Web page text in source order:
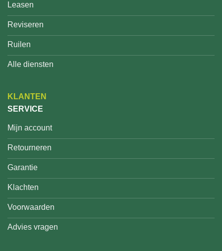
Leasen
Reviseren
Ruilen
Alle diensten
KLANTEN
SERVICE
Mijn account
Retourneren
Garantie
Klachten
Voorwaarden
Advies vragen